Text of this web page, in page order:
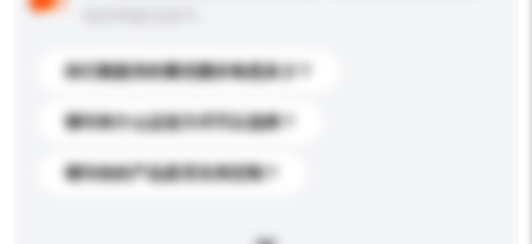
你们能提供的最优惠价格是多少？
请问有什么运送方式可以选择？
请问你的产品是否支持定制？